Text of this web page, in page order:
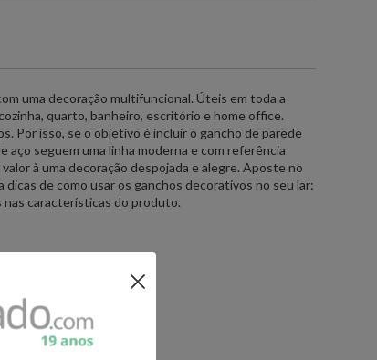
uma decoração multifuncional. Úteis em toda a
quarto, banheiro, escritório e home office.
Por isso, se o objetivo é incluir o gancho de parede
aço seguem uma linha moderna e com referência
à uma decoração despojada e alegre. Aposte no
de como usar os ganchos decorativos no seu lar:
características do produto.